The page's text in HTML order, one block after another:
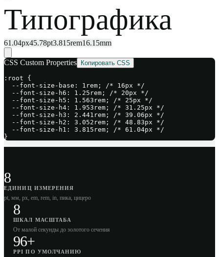
Типографика
61.04px45.78pt3.815rem16.15mm
CSS Custom Properties Копировать CSS
:root {
  --font-size-base: 1rem; /* 16px */
  --font-size-h6: 1.25rem; /* 20px */
  --font-size-h5: 1.563rem; /* 25px */
  --font-size-h4: 1.953rem; /* 31.25px */
  --font-size-h3: 2.441rem; /* 39.06px */
  --font-size-h2: 3.052rem; /* 48.83px */
  --font-size-h1: 3.815rem; /* 61.04px */
}
8
ЕДИНИЦ ИЗМЕРЕНИЯ
pt, мм, px, em, rem, in, пика, цицеро
8
ШКАЛ МАСШТАБА
От малой секунды до золотого сечения
96+
PPI ПО УМОЛЧАНИЮ